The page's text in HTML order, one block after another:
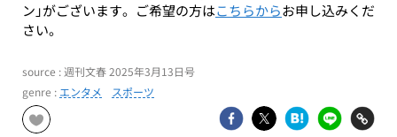
ン」がございます。ご希望の方はこちらからお申し込みくだ
さい。
source : 週刊文春 2025年3月13日号
genre : エンタメ スポーツ